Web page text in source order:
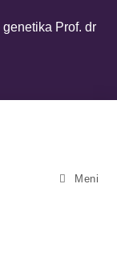
Prof. dr
Meni